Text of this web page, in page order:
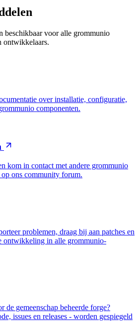
beschikbaar voor alle grommunio
ontwikkelaars.
over installatie, configuratie,
componenten.
kom in contact met andere grommunio
op ons community forum.
problemen, draag bij aan patches en
ontwikkeling in alle grommunio-
de gemeenschap beheerde forge?
issues en releases - worden gespiegeld